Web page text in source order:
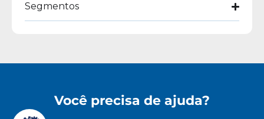
Segmentos
Você precisa de ajuda?